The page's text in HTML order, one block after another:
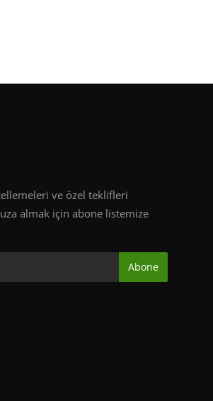
ve özel teklifleri
almak için abone listemize
Abone